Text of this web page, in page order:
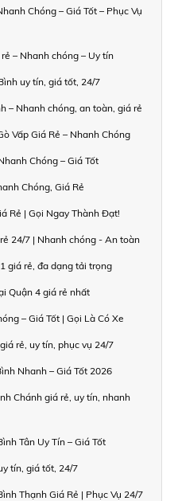
Chóng – Giá Tốt – Phục Vụ
– Nhanh chóng – Uy tín
uy tín, giá tốt, 24/7
– Nhanh chóng, an toàn, giá rẻ
Vấp Giá Rẻ – Nhanh Chóng
Chóng – Giá Tốt
Chóng, Giá Rẻ
Rẻ | Gọi Ngay Thành Đạt!
24/7 | Nhanh chóng - An toàn
giá rẻ, đa dạng tải trọng
Quận 4 giá rẻ nhất
– Giá Tốt | Gọi Là Có Xe
rẻ, uy tín, phục vụ 24/7
Nhanh – Giá Tốt 2026
Chánh giá rẻ, uy tín, nhanh
Tân Uy Tín – Giá Tốt
tín, giá tốt, 24/7
Thạnh Giá Rẻ | Phục Vụ 24/7